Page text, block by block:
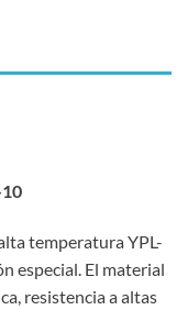
temperatura YPL-
especial. El material
resistencia a altas